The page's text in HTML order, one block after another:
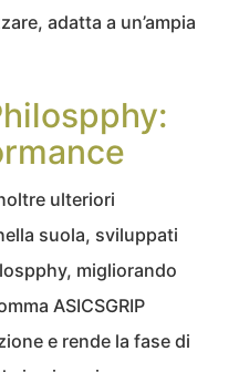
adatta a un’ampia
ulteriori
suola, sviluppati
migliorando
ASICSGRIP
e rende la fase di